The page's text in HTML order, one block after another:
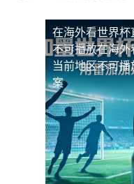
在海外看世界杯
不可播放在海外
当前地区不可
案